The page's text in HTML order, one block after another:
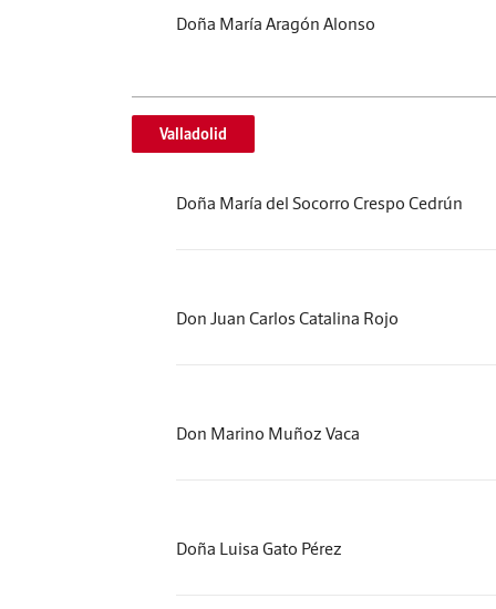
Doña María Aragón Alonso
Valladolid
Doña María del Socorro Crespo Cedrún
Don Juan Carlos Catalina Rojo
Don Marino Muñoz Vaca
Doña Luisa Gato Pérez